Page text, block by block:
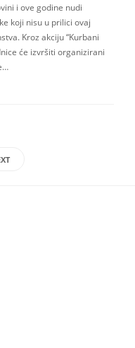
i ove godine nudi
koji nisu u prilici ovaj
Kroz akciju “Kurbani
će izvršiti organizirani